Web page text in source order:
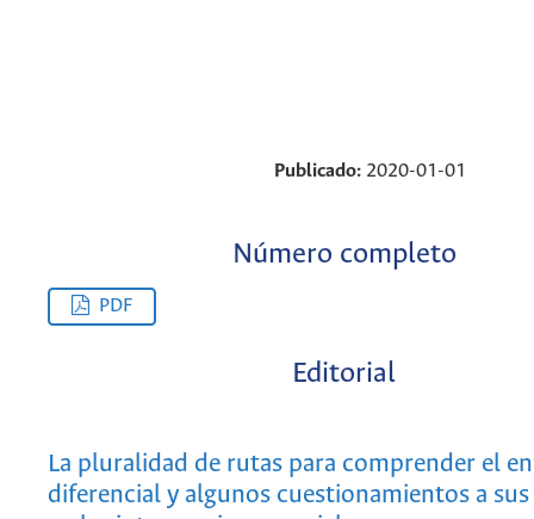
Publicado: 2020-01-01
Número completo
PDF
Editorial
La pluralidad de rutas para comprender el
diferencial y algunos cuestionamientos a sus